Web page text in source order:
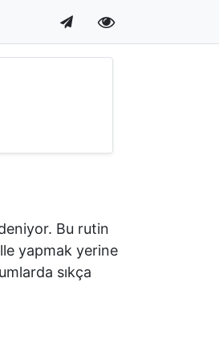
Bu rutin
yapmak yerine
sıkça